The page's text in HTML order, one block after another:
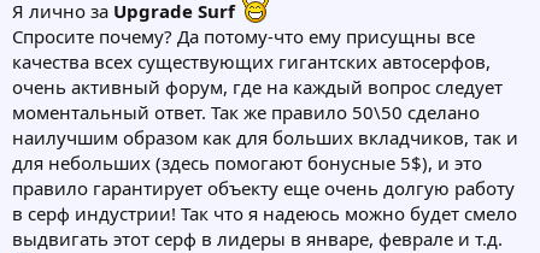
Я лично за Upgrade Surf
Спросите почему? Да потому-что ему присущны все
качества всех существующих гигантских автосерфов,
очень активный форум, где на каждый вопрос следует
моментальный ответ. Так же правило 50\50 сделано
наилучшим образом как для больших вкладчиков, так и
для небольших (здесь помогают бонусные 5$), и это
правило гарантирует объекту еще очень долгую работу
в серф индустрии! Так что я надеюсь можно будет смело
выдвигать этот серф в лидеры в январе, феврале и т.д.